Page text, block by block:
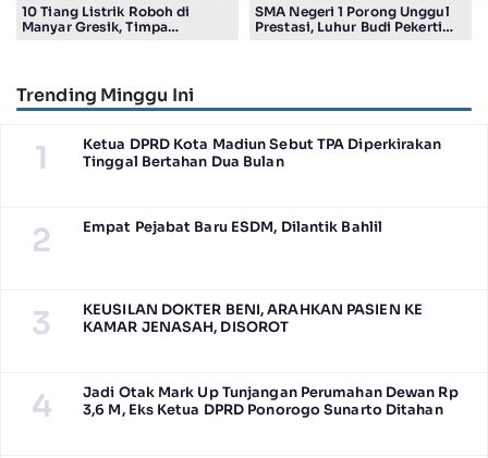
10 Tiang Listrik Roboh di
Manyar Gresik, Timpa
SMA Negeri 1 Porong Unggul
Prestasi, Luhur Budi Pekerti
Trending Minggu Ini
1
Ketua DPRD Kota Madiun Sebut TPA Diperkirakan
Tinggal Bertahan Dua Bulan
2 Empat Pejabat Baru ESDM, Dilantik Bahlil
3
KEUSILAN DOKTER BENI, ARAHKAN PASIEN KE
KAMAR JENASAH, DISOROT
4
Jadi Otak Mark Up Tunjangan Perumahan Dewan Rp
3,6 M, Eks Ketua DPRD Ponorogo Sunarto Ditahan